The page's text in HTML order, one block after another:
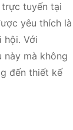
tuyến tại
yêu thích là
hội. Với
này mà không
đến thiết kế